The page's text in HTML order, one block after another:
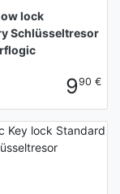
lock
Schlüsseltresor
990 €